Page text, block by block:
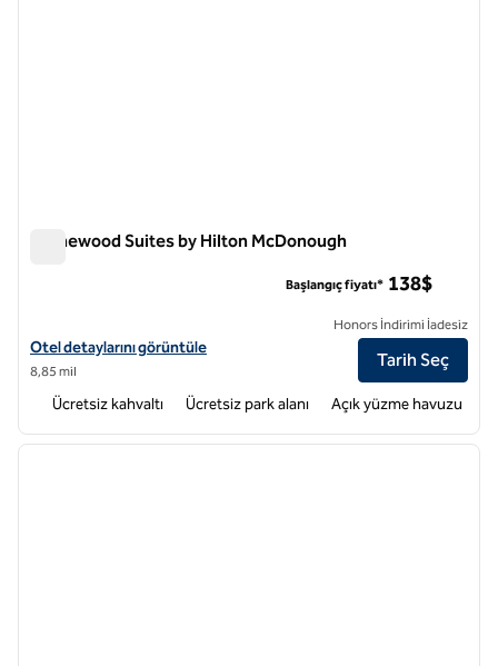
Homewood Suites by Hilton McDonough
Homewood Suites by Hilton McDonough için otel detaylarını
Otel detaylarını görüntüle
8,85 mil
Başlangıç fiyatı* 138$
Honors İndirimi İadesiz
Tarih Seç
Ücretsiz kahvaltı Ücretsiz park alanı Açık yüzme havuzu
1 / 12